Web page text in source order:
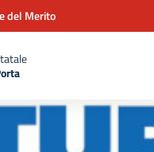
del Merito